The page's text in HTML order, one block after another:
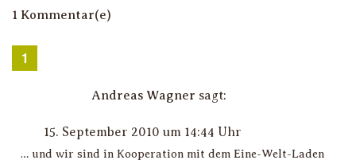
1 Kommentar(e)
Andreas Wagner sagt:
15. September 2010 um 14:44 Uhr
… und wir sind in Kooperation mit dem Eine-Welt-Laden